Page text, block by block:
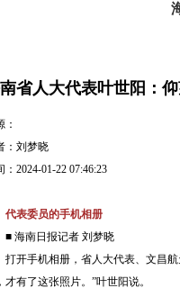
省人大代表叶世阳：
：
：刘梦晓
：2024-01-22 07:46:23
代表委员的手机相册
■ 海南日报记者 刘梦晓
打开手机相册，省人大代表、文昌
才有了这张照片。”叶世阳说。